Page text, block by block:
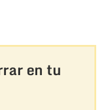
en tu